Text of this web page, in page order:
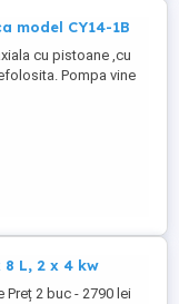
model CY14-1B
cu pistoane ,cu
Pompa vine
montarii la motorul
Caracteristicile
8 L, 2 x 4 kw
2 buc - 2790 lei